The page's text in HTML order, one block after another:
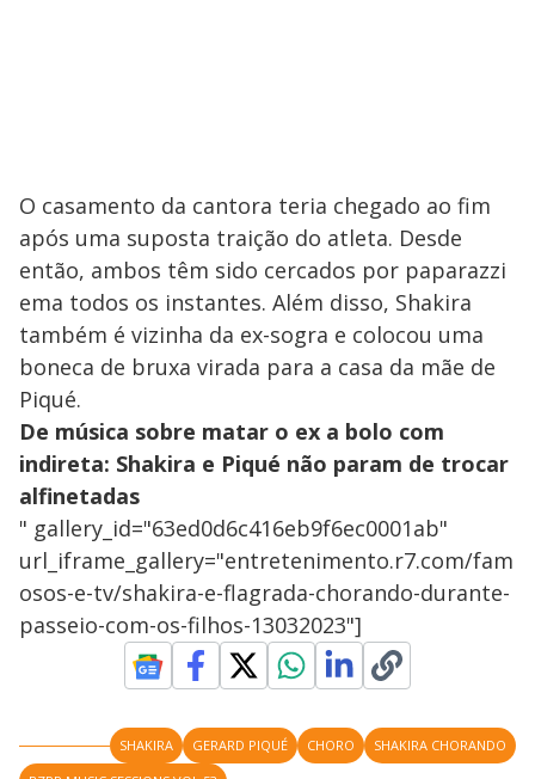
O casamento da cantora teria chegado ao fim
após uma suposta traição do atleta. Desde
então, ambos têm sido cercados por paparazzi
ema todos os instantes. Além disso, Shakira
também é vizinha da ex-sogra e colocou uma
boneca de bruxa virada para a casa da mãe de
Piqué.
De música sobre matar o ex a bolo com
indireta: Shakira e Piqué não param de trocar
alfinetadas
" gallery_id="63ed0d6c416eb9f6ec0001ab"
url_iframe_gallery="entretenimento.r7.com/fam
osos-e-tv/shakira-e-flagrada-chorando-durante-
passeio-com-os-filhos-13032023"]
SHAKIRA GERARD PIQUÉ CHORO
SHAKIRA CHORANDO